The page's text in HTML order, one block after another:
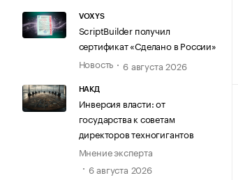
VOXYS
ScriptBuilder получил
сертификат «Сделано в России»
Новость
6 августа 2026
НАКД
Инверсия власти: от
государства к советам
директоров техногигантов
Мнение эксперта
6 августа 2026